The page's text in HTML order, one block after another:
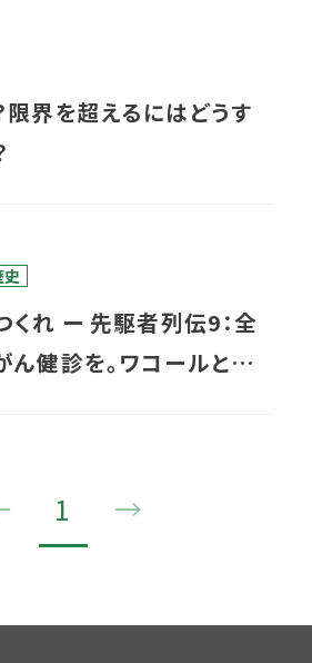
界を超えるにはどうす
史
くれ ー 先駆者列伝9：全
健診を。ワコールとの
1 →